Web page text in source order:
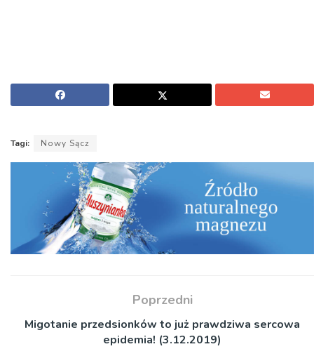
Tagi: Nowy Sącz
Poprzedni
Migotanie przedsionków to już prawdziwa sercowa
epidemia! (3.12.2019)